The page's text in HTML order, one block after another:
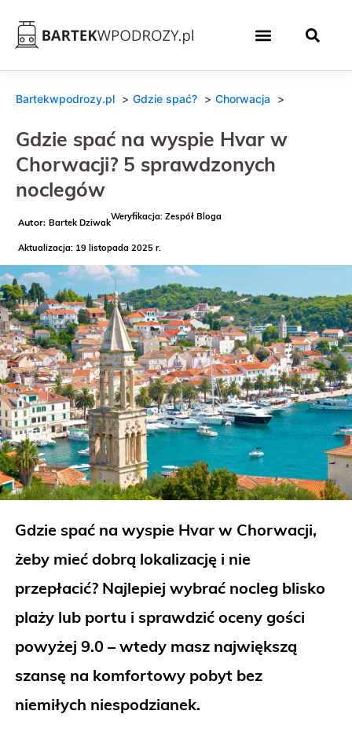
Bartekwpodrozy.pl Gdzie spać? Chorwacja
Gdzie spać na wyspie Hvar w
Chorwacji? 5 sprawdzonych
noclegów
Bartek Dziwak
Weryfikacja: Zespół Bloga
Aktualizacja: 19 listopada 2025 r.
Gdzie spać na wyspie Hvar w Chorwacji,
żeby mieć dobrą lokalizację i nie
przepłacić? Najlepiej wybrać nocleg blisko
plaży lub portu i sprawdzić oceny gości
powyżej 9.0 – wtedy masz największą
szansę na komfortowy pobyt bez
niemiłych niespodzianek.